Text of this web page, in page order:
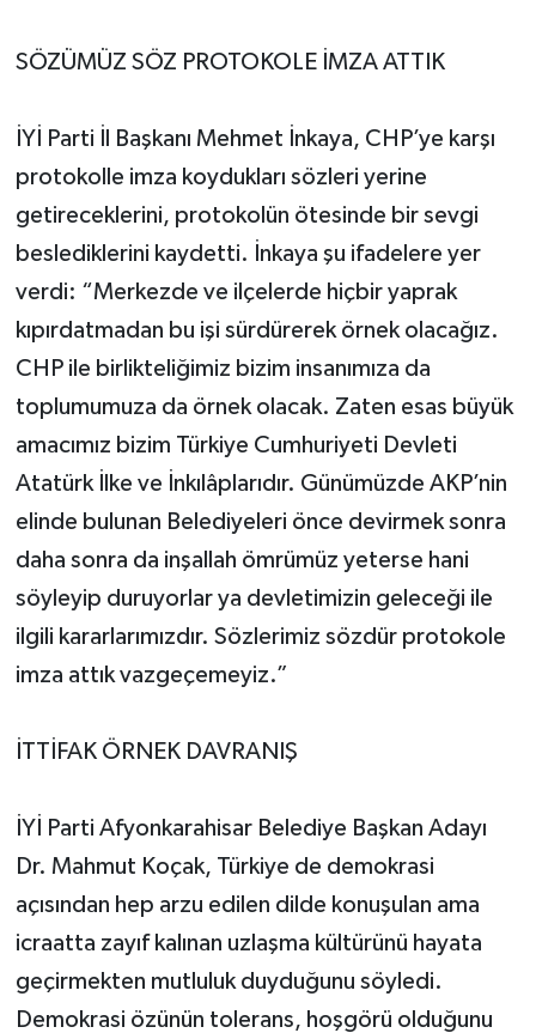
SÖZÜMÜZ SÖZ PROTOKOLE İMZA ATTIK
İYİ Parti İl Başkanı Mehmet İnkaya, CHP’ye karşı
protokolle imza koydukları sözleri yerine
getireceklerini, protokolün ötesinde bir sevgi
beslediklerini kaydetti. İnkaya şu ifadelere yer
verdi: “Merkezde ve ilçelerde hiçbir yaprak
kıpırdatmadan bu işi sürdürerek örnek olacağız.
CHP ile birlikteliğimiz bizim insanımıza da
toplumumuza da örnek olacak. Zaten esas büyük
amacımız bizim Türkiye Cumhuriyeti Devleti
Atatürk İlke ve İnkılâplarıdır. Günümüzde AKP’nin
elinde bulunan Belediyeleri önce devirmek sonra
daha sonra da inşallah ömrümüz yeterse hani
söyleyip duruyorlar ya devletimizin geleceği ile
ilgili kararlarımızdır. Sözlerimiz sözdür protokole
imza attık vazgeçemeyiz.”
İTTİFAK ÖRNEK DAVRANIŞ
İYİ Parti Afyonkarahisar Belediye Başkan Adayı
Dr. Mahmut Koçak, Türkiye de demokrasi
açısından hep arzu edilen dilde konuşulan ama
icraatta zayıf kalınan uzlaşma kültürünü hayata
geçirmekten mutluluk duyduğunu söyledi.
Demokrasi özünün tolerans, hoşgörü olduğunu